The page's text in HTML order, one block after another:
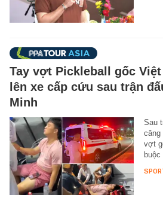
Tay vợt Pickleball gốc
lên xe cấp cứu sau trận
Minh
Sau
căng
vợt
buộc